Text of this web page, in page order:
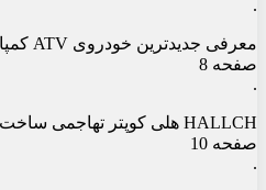
.
معرفی جدیدترین خودروی ATV کمپانی هوندا
صفحه 8
.
HALLCH هلی کوپتر تهاجمی ساخت هندوستان
صفحه 10
.